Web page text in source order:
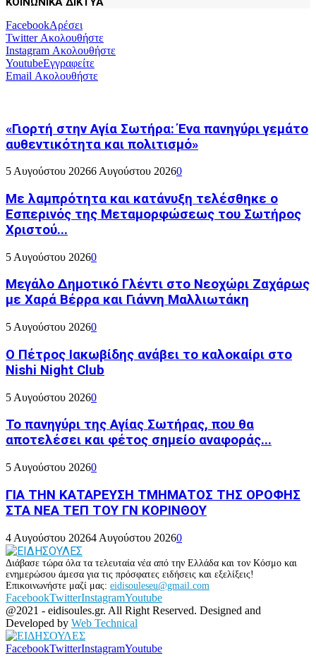
FacebookΑρέσει
TwitterΑκολουθήστε
Instagram Ακολουθήστε
YoutubeΕγγραφείτε
Email Ακολουθήστε
«Γιορτή στην Αγία Σωτήρα: Ένα πανηγύρι γεμάτο
αυθεντικότητα και πολιτισμό»
5 Αυγούστου 20266 Αυγούστου 20260
Με λαμπρότητα και κατάνυξη τελέσθηκε ο
Εσπερινός της Μεταμορφώσεως του Σωτήρος
Χριστού...
5 Αυγούστου 20260
Μεγάλο Δημοτικό Γλέντι στο Νεοχώρι Ζαχάρως
με Χαρά Βέρρα και Γιάννη Μαλλιωτάκη
5 Αυγούστου 20260
Ο Πέτρος Ιακωβίδης ανάβει το καλοκαίρι στο
Nishi Night Club
5 Αυγούστου 20260
Το πανηγύρι της Αγίας Σωτήρας, που θα
αποτελέσει και φέτος σημείο αναφοράς...
5 Αυγούστου 20260
ΓΙΑ ΤΗΝ ΚΑΤΑΡΕΥΣΗ ΤΜΗΜΑΤΟΣ ΤΗΣ ΟΡΟΦΗΣ
ΣΤΑ ΝΕΑ ΤΕΠ ΤΟΥ ΓΝ ΚΟΡΙΝΘΟΥ
4 Αυγούστου 20264 Αυγούστου 20260
Διάβασε τώρα όλα τα τελευταία νέα από την Ελλάδα και τον Κόσμο και
ενημερώσου άμεσα για τις πρόσφατες ειδήσεις και εξελίξεις!
Επικοινωνήστε μαζί μας: eidisouleseu@gmail.com
FacebookTwitterInstagramYoutube
@2021 - eidisoules.gr. All Right Reserved. Designed and
Developed by Web Technical
FacebookTwitterInstagramYoutube